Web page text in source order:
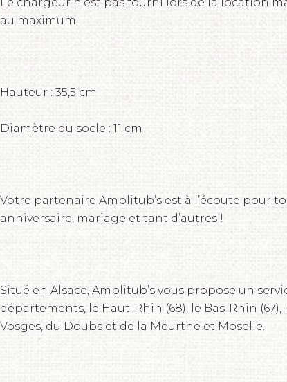
au maximum.
Hauteur : 35,5 cm
Diamètre du socle : 11 cm
Votre partenaire Amplitub’s est à l’écoute pour
anniversaire, mariage et tant d’autres !
Situé en Alsace, Amplitub’s vous propose un
départements, le Haut-Rhin (68), le Bas-Rhin
Vosges, du Doubs et de la Meurthe et Moselle.